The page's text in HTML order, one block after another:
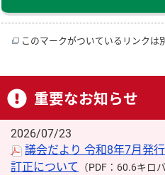
このマークがついているリンクは
重要なお知らせ
2026/07/23
議会だより 令和8年7月発
訂正について （PDF：60.6キロ